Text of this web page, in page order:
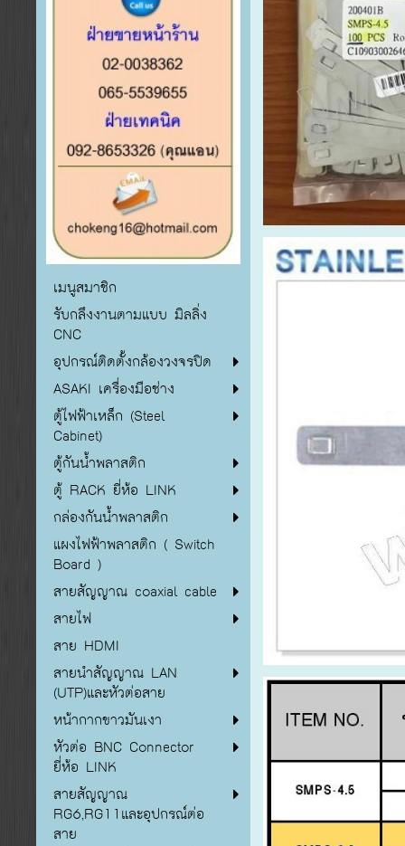
เมนูสมาชิก
รับกลึงงานตามแบบ มิลลิ่ง
CNC
อุปกรณ์ติดตั้งกล้องวงจรปิด
ASAKI เครื่องมือช่าง
ตู้ไฟฟ้าเหล็ก (Steel
Cabinet)
ตู้กันน้ำพลาสติก
ตู้ RACK ยี่ห้อ LINK
กล่องกันน้ำพลาสติก
แผงไฟฟ้าพลาสติก ( Switch
Board )
สายสัญญาณ coaxial cable
สายไฟ
สาย HDMI
สายนำสัญญาณ LAN
(UTP)และหัวต่อสาย
หน้ากากขาวมันเงา
หัวต่อ BNC Connector
ยี่ห้อ LINK
สายสัญญาณ
RG6,RG11และอุปกรณ์ต่อ
สาย